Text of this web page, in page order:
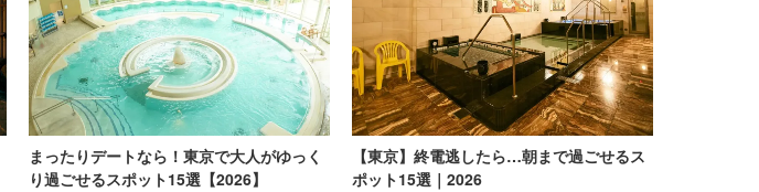
まったりデートなら！東京で大人がゆっく
り過ごせるスポット15選【2026】
【東京】終電逃したら…朝まで過ごせるス
ポット15選｜2026